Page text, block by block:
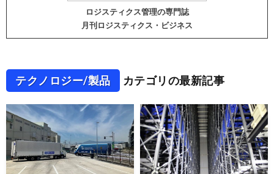
ロジスティクス管理の専門誌
月刊ロジスティクス・ビジネス
テクノロジー/製品 カテゴリの最新記事